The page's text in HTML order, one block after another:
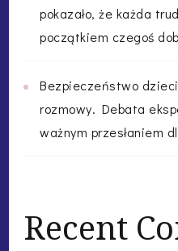
pokazało, że każda
początkiem czegoś
Bezpieczeństwo
rozmowy. Debata
ważnym przesłaniem
Recent